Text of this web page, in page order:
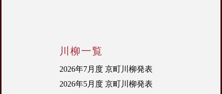
川柳一覧
2026年7月度 京町川柳発表
2026年5月度 京町川柳発表